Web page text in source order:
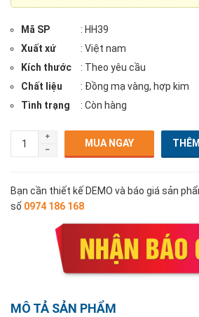
Mã SP
: HH39
Xuất xứ
: Việt nam
Kích thước
: Theo yêu cầu
Chất liệu
: Đồng mạ vàng, hợp kim
Tình trạng
: Còn hàng
MUA NGAY
Bạn cần thiết kế DEMO và báo giá sản
số 0974 186 168
MÔ TẢ SẢN PHẨM